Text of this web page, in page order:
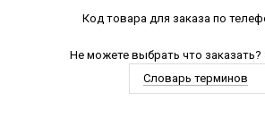
Код товара для заказа по
Не можете выбрать что заказать?
Словарь терминов